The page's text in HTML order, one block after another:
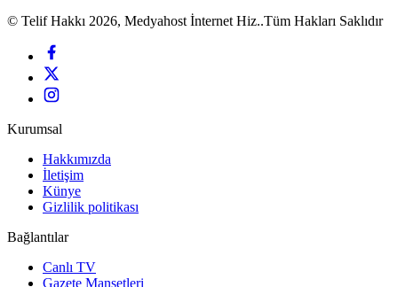
© Telif Hakkı 2026, Medyahost İnternet Hiz..Tüm Hakları Saklıdır
Kurumsal
Hakkımızda
İletişim
Künye
Gizlilik politikası
Bağlantılar
Canlı TV
Gazete Manşetleri